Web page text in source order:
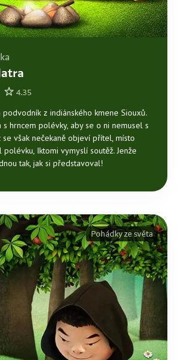
4.35
z indiánského kmene Siouxů.
s hrncem polévky, aby se o ni nemusel s
však nečekaně objeví přítel, místo
Iktomi vymyslí soutěž. Jenže
tak, jak si představoval!
Pohádky ze světa